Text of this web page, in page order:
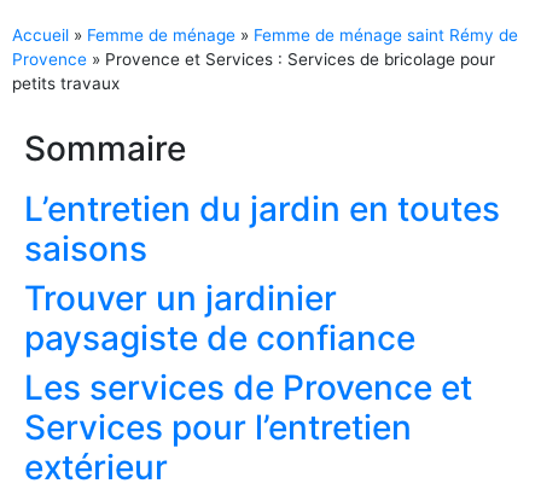
Accueil » Femme de ménage » Femme de ménage saint Rémy de
Provence » Provence et Services : Services de bricolage pour
petits travaux
Sommaire
L’entretien du jardin en toutes
saisons
Trouver un jardinier
paysagiste de confiance
Les services de Provence et
Services pour l’entretien
extérieur